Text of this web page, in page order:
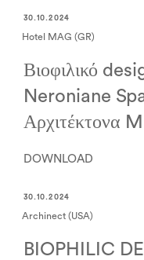
30.10.2024
Hotel MAG (GR)
Βιοφιλικό
Neroniane
Αρχιτέκτονα
DOWNLOAD
30.10.2024
Archinect (USA)
BIOPHILIC